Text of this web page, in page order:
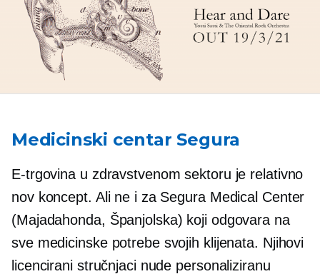
Medicinski centar Segura
E-trgovina u zdravstvenom sektoru je relativno
nov koncept. Ali ne i za Segura Medical Center
(Majadahonda, Španjolska) koji odgovara na
sve medicinske potrebe svojih klijenata. Njihovi
licencirani stručnjaci nude personaliziranu